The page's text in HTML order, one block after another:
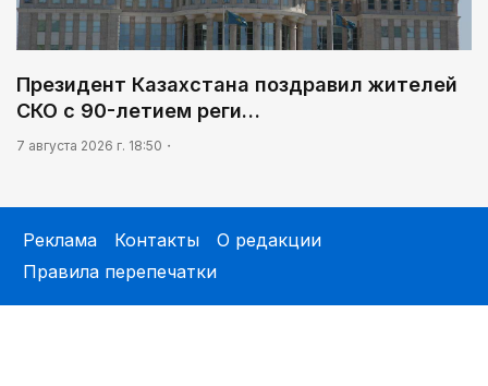
Президент Казахстана поздравил жителей
СКО с 90-летием реги…
7 августа 2026 г. 18:50
Реклама Контакты
О редакции
Правила перепечатки